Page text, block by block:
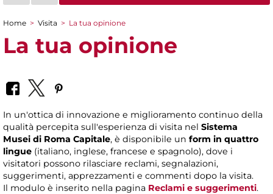
Tu sei qui
Home > Visita > La tua opinione
La tua opinione
In un'ottica di innovazione e miglioramento continuo della
qualità percepita sull'esperienza di visita nel Sistema
Musei di Roma Capitale, è disponibile un form in quattro
lingue (italiano, inglese, francese e spagnolo), dove i
visitatori possono rilasciare reclami, segnalazioni,
suggerimenti, apprezzamenti e commenti dopo la visita.
Il modulo è inserito nella pagina Reclami e suggerimenti.